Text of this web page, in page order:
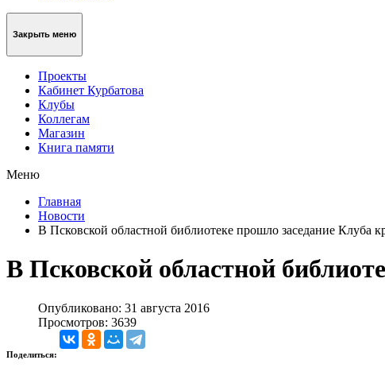
Закрыть меню
Проекты
Кабинет Курбатова
Клубы
Коллегам
Магазин
Книга памяти
Меню
Главная
Новости
В Псковской областной библиотеке прошло заседание Клуба
В Псковской областной
Опубликовано: 31 августа 2016
Просмотров: 3639
Поделиться: